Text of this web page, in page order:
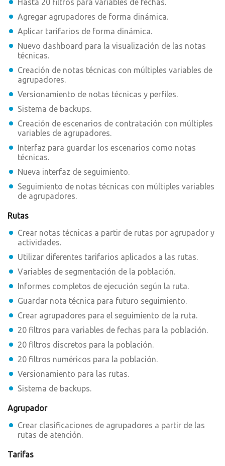
Agregar agrupadores de forma dinámica.
Aplicar tarifarios de forma dinámica.
Nuevo dashboard para la visualización de las notas
técnicas.
Creación de notas técnicas con múltiples variables de
agrupadores.
Versionamiento de notas técnicas y perfiles.
Sistema de backups.
Creación de escenarios de contratación con múltiples
variables de agrupadores.
Interfaz para guardar los escenarios como notas
técnicas.
Nueva interfaz de seguimiento.
Seguimiento de notas técnicas con múltiples variables
de agrupadores.
Rutas
Crear notas técnicas a partir de rutas por agrupador y
actividades.
Utilizar diferentes tarifarios aplicados a las rutas.
Variables de segmentación de la población.
Informes completos de ejecución según la ruta.
Guardar nota técnica para futuro seguimiento.
Crear agrupadores para el seguimiento de la ruta.
20 filtros para variables de fechas para la población.
20 filtros discretos para la población.
20 filtros numéricos para la población.
Versionamiento para las rutas.
Sistema de backups.
Agrupador
Crear clasificaciones de agrupadores a partir de las
rutas de atención.
Tarifas